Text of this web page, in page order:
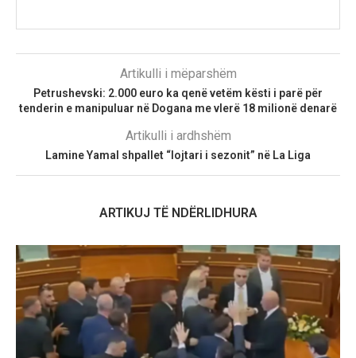
Artikulli i mëparshëm
Petrushevski: 2.000 euro ka qenë vetëm kësti i parë për
tenderin e manipuluar në Dogana me vlerë 18 milionë denarë
Artikulli i ardhshëm
Lamine Yamal shpallet “lojtari i sezonit” në La Liga
ARTIKUJ TË NDËRLIDHURA